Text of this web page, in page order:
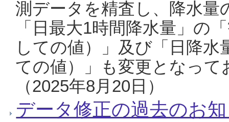
測データを精査し、降水
「日最大1時間降水量」の
しての値）」及び「日降
ての値）」も変更となっ
（2025年8月20日）
データ修正の過去のお